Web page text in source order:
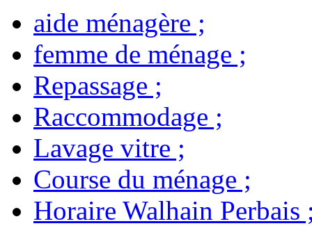
aide ménagère ;
femme de ménage ;
Repassage ;
Raccommodage ;
Lavage vitre ;
Course du ménage ;
Horaire Walhain Perbais